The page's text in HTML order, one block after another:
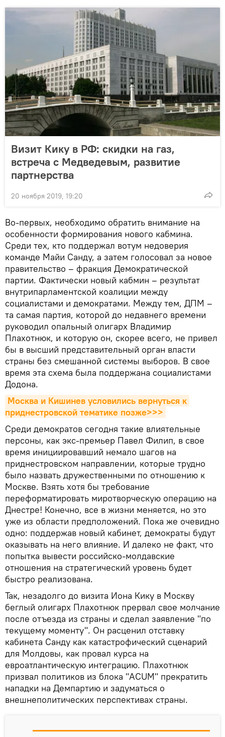
Визит Кику в РФ: скидки на газ,
встреча с Медведевым, развитие
партнерства
20 ноября 2019, 19:20
Во-первых, необходимо обратить внимание на
особенности формирования нового кабмина.
Среди тех, кто поддержал вотум недоверия
команде Майи Санду, а затем голосовал за новое
правительство – фракция Демократической
партии. Фактически новый кабмин – результат
внутрипарламентской коалиции между
социалистами и демократами. Между тем, ДПМ –
та самая партия, которой до недавнего времени
руководил опальный олигарх Владимир
Плахотнюк, и которую он, скорее всего, не привел
бы в высший представительный орган власти
страны без смешанной системы выборов. В свое
время эта схема была поддержана социалистами
Додона.
Москва и Кишинев условились вернуться к
приднестровской тематике позже>>>
Среди демократов сегодня такие влиятельные
персоны, как экс-премьер Павел Филип, в свое
время инициировавший немало шагов на
приднестровском направлении, которые трудно
было назвать дружественными по отношению к
Москве. Взять хотя бы требование
переформатировать миротворческую операцию на
Днестре! Конечно, все в жизни меняется, но это
уже из области предположений. Пока же очевидно
одно: поддержав новый кабинет, демократы будут
оказывать на него влияние. И далеко не факт, что
попытка вывести российско-молдавские
отношения на стратегический уровень будет
быстро реализована.
Так, незадолго до визита Иона Кику в Москву
беглый олигарх Плахотнюк прервал свое молчание
после отъезда из страны и сделал заявление "по
текущему моменту". Он расценил отставку
кабинета Санду как катастрофический сценарий
для Молдовы, как провал курса на
евроатлантическую интеграцию. Плахотнюк
призвал политиков из блока "ACUM" прекратить
нападки на Демпартию и задуматься о
внешнеполитических перспективах страны.